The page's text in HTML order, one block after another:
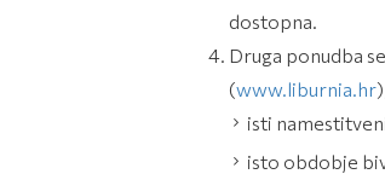
dostopna.
Druga ponudba
(www.liburnia.hr
isti
isto obdobje